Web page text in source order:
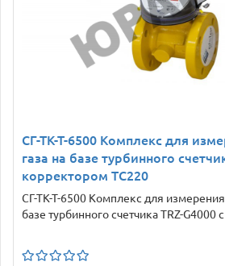
СГ-ТК-Т-6500 Комплекс для
газа на базе турбинного
корректором ТС220
СГ-ТК-Т-6500 Комплекс для измерения
базе турбинного счетчика TRZ-